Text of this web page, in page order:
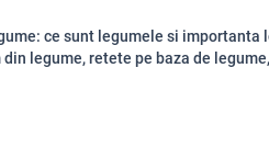
ce sunt legumele si importanta
legume, retete pe baza de